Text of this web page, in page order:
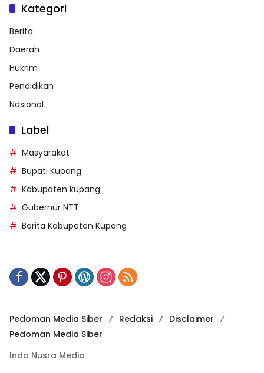
Kategori
Berita
Daerah
Hukrim
Pendidikan
Nasional
Label
Masyarakat
Bupati Kupang
Kabupaten kupang
Gubernur NTT
Berita Kabupaten Kupang
Pedoman Media Siber Redaksi
Disclaimer
Pedoman Media Siber
Indo Nusra Media